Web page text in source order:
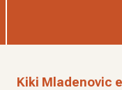
Kiki Mladenovic